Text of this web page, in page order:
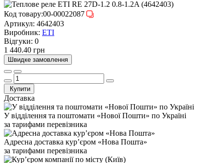
Код товару:00-00022087
Артикул: 4642403
Виробник: ETI
Відгуки: 0
1 440.40 грн
Швидке замовлення
Купити
Доставка
У відділення та поштомати «Нової Пошти» по Україні
за тарифами перевізника
Адресна доставка курʼєром «Нова Пошта»
за тарифами перевізника